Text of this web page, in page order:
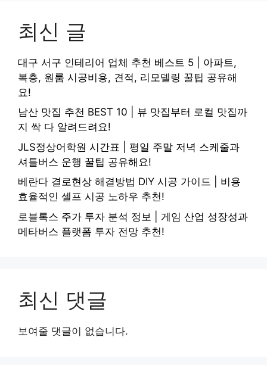
최신 글
대구 서구 인테리어 업체 추천 베스트 5 | 아파트,
복층, 원룸 시공비용, 견적, 리모델링 꿀팁 공유해
요!
남산 맛집 추천 BEST 10 | 뷰 맛집부터 로컬 맛집까
지 싹 다 알려드려요!
JLS정상어학원 시간표 | 평일 주말 저녁 스케줄과
셔틀버스 운행 꿀팁 공유해요!
베란다 결로현상 해결방법 DIY 시공 가이드 | 비용
효율적인 셀프 시공 노하우 추천!
로블록스 주가 투자 분석 정보 | 게임 산업 성장성과
메타버스 플랫폼 투자 전망 추천!
최신 댓글
보여줄 댓글이 없습니다.